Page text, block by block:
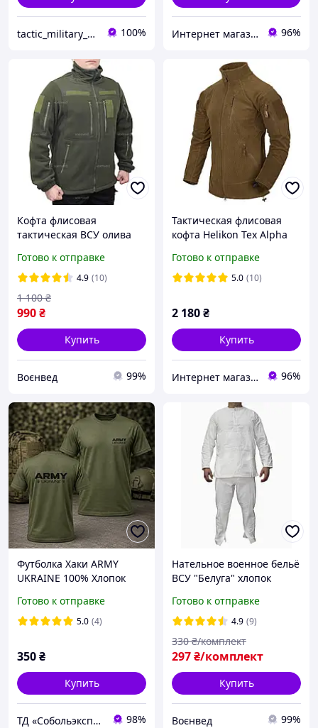
tactic_military_shop 100% Интернет магазин NickMarket 96%
Кофта флисовая
тактическая ВСУ олива
Готово к отправке
4.9 (10)
990₴
1 100 ₴
Купить
Воєнвед 99%
Тактическая флисовая
кофта Helikon Tex Alpha
Coyote, для туризма,
активного отдыха
Готово к отправке
5.0 (10)
2 180₴
Купить
Интернет магазин Tirlimboom 96%
Футболка Хаки ARMY
UKRAINE 100% Хлопок
Готово к отправке
5.0 (4)
350₴
Купить
ТД «Собольэкспресс» 98%
Нательное военное бельё
ВСУ "Белуга" хлопок
Готово к отправке
4.9 (9)
297₴/комплект
330 ₴/комплект
Купить
Воєнвед 99%